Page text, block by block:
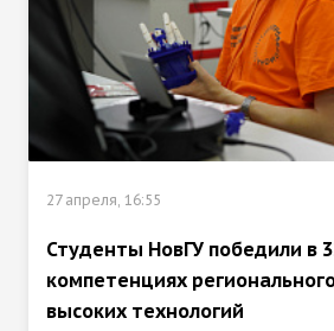
27 апреля, 16:55
Студенты НовГУ победили в
компетенциях
высоких технологий